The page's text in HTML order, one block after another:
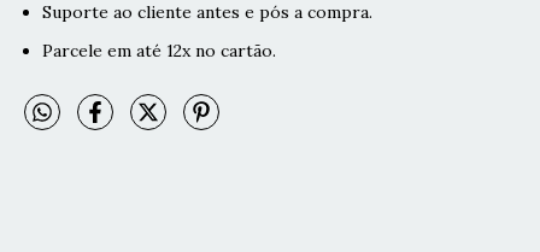
Suporte ao cliente antes e pós a compra.
Parcele em até 12x no cartão.